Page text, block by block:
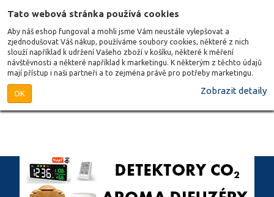
Tato webová stránka používá cookies
Aby náš eshop fungoval a mohli jsme Vám neustále vylepšovat a
zjednodušovat Váš nákup, používáme soubory cookies, některé z nich
slouží například k udržení Vašeho zboží v košíku, některé k měření
návštěvnosti a některé například k marketingu. K některým z těchto údajů
mají přístup i naši partneři a to zejména právě pro potřeby marketingu.
OK Zobrazit detaily